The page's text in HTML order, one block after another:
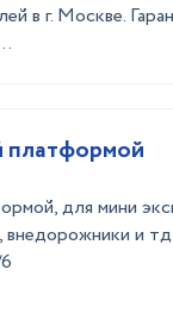
в г. Москве.
платформой
для мини
внедорожники и тд.